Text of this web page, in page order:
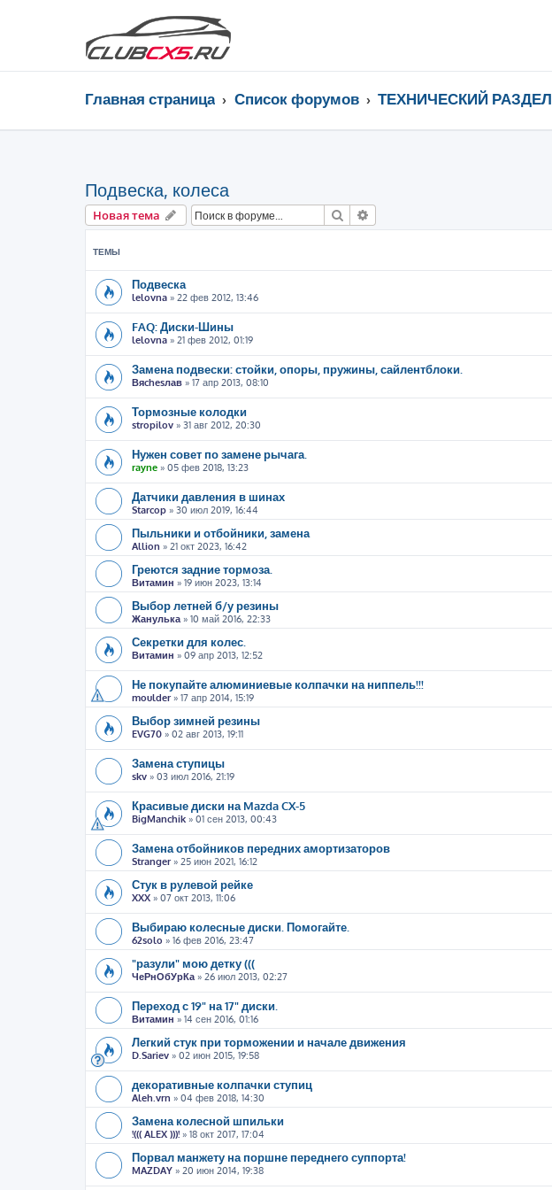
Главная страница Список форумов ТЕХНИЧЕСКИЙ РАЗДЕЛ
Подвеска, колеса
Новая тема Поиск
ТЕМЫ
Подвеска
lelovna » 22 фев 2012, 13:46
FAQ: Диски-Шины
lelovna » 21 фев 2012, 01:19
Замена подвески: стойки, опоры, пружины, сайлентблоки.
Вяchesлав » 17 апр 2013, 08:10
Тормозные колодки
stropilov » 31 авг 2012, 20:30
Нужен совет по замене рычага.
rayne » 05 фев 2018, 13:23
Датчики давления в шинах
Starcop » 30 июл 2019, 16:44
Пыльники и отбойники, замена
Allion » 21 окт 2023, 16:42
Греются задние тормоза.
Витамин » 19 июн 2023, 13:14
Выбор летней б/у резины
Жанулька» 10 май 2016, 22:33
Секретки для колес.
Витамин » 09 апр 2013, 12:52
Не покупайте алюминиевые колпачки на ниппель!!!
moulder» 17 апр 2014, 15:19
Выбор зимней резины
EVG70 » 02 авг 2013, 19:11
Замена ступицы
skv » 03 июл 2016, 21:19
Красивые диски на Mazda CX-5
BigManchik » 01 сен 2013, 00:43
Замена отбойников передних амортизаторов
Stranger» 25 июн 2021, 16:12
Стук в рулевой рейке
XXX » 07 окт 2013, 11:06
Выбираю колесные диски. Помогайте.
62solo » 16 фев 2016, 23:47
"разули" мою детку (((
ЧеРнОбУрКа» 26 июл 2013, 02:27
Переход с 19" на 17" диски.
Витамин » 14 сен 2016, 01:16
Легкий стук при торможении и начале движения
D.Sariev » 02 июн 2015, 19:58
декоративные колпачки ступиц
Aleh.vrn » 04 фев 2018, 14:30
Замена колесной шпильки
!((( ALEX )))! » 18 окт 2017, 17:04
Порвал манжету на поршне переднего суппорта!
MAZDAY » 20 июн 2014, 19:38